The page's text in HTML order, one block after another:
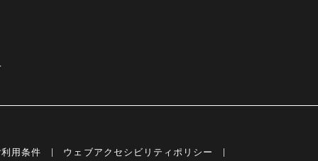
用条件 ウェブアクセシビリティポリシー